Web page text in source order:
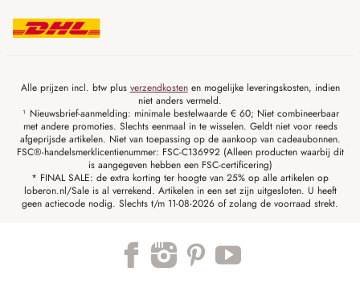
Alle prijzen incl. btw plus verzendkostenen mogelijke leveringskosten, indien
niet anders vermeld.
¹ Nieuwsbrief-aanmelding: minimale bestelwaarde € 60; Niet combineerbaar
met andere promoties. Slechts eenmaal in te wisselen. Geldt niet voor reeds
afgeprijsde artikelen. Niet van toepassing op de aankoop van cadeaubonnen.
FSC®-handelsmerklicentienummer: FSC-C136992 (Alleen producten waarbij dit
is aangegeven hebben een FSC-certificering)
* FINAL SALE: de extra korting ter hoogte van 25% op alle artikelen op
loberon.nl/Sale is al verrekend. Artikelen in een set zijn uitgesloten. U heeft
geen actiecode nodig. Slechts t/m 11-08-2026 of zolang de voorraad strekt.